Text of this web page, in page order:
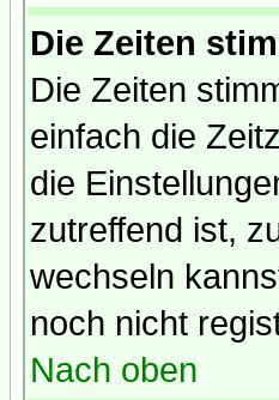
Die Zeiten
Die Zeiten
einfach die
die
zutreffend ist,
wechseln
noch nicht
Nach oben